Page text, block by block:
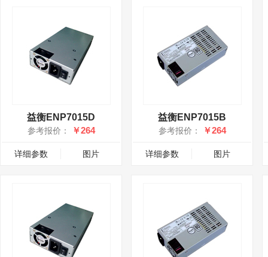
益衡ENP7015D
参考报价： ￥264
详细参数 图片
益衡ENP7015B
参考报价： ￥264
详细参数 图片